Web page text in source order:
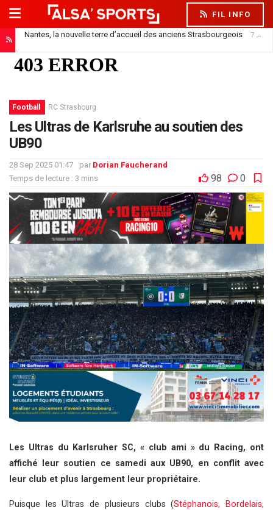
FIL INFO
Nantes, la nouvelle terre d’accueil des anciens Strasbourgeois 7 août 2026
Football RC Strasbourg
Les Ultras de Karlsruhe au soutien des
UB90
28 Sep 2025 01:47 par Dorian Faucherand
Temps de lecture : 3 mins
98 0
Les Ultras du Karlsruher SC, « club ami » du Racing, ont
affiché leur soutien ce samedi aux UB90, en conflit avec
leur club et plus largement leur propriétaire.
Puisque les Ultras de plusieurs clubs (Stéphanois, Bordelais,